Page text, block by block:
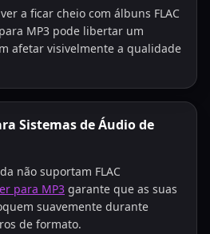
a ficar cheio com álbuns FLAC
MP3 pode libertar um
afetar visivelmente a qualidade
Sistemas de Áudio de
não suportam FLAC
para MP3 garante que as suas
suavemente durante
de formato.